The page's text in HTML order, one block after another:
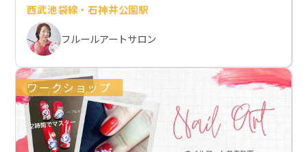
西武池袋線・石神井公園駅
フルールアートサロン
ワークショップ